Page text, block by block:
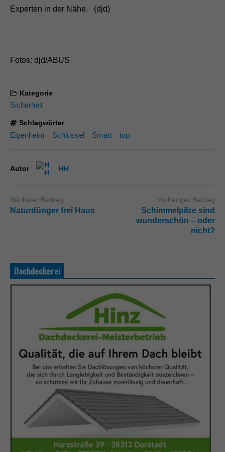
Experten in der Nähe. (djd)
Fotos: djd/ABUS
Kategorie
Sicherheit
Schlagwörter
Eigenheim Schlüssel Smart top
Autor HH
Nächster Beitrag
Naturdünger frei Haus
Vorheriger Beitrag
Schimmelpilze sind
wunderschön – oder
nicht?
Dachdeckerei